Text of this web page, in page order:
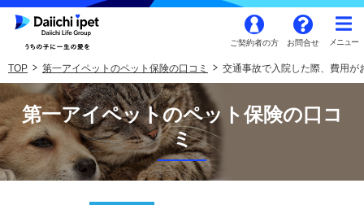
ご契約者の方 お問合せ
TOP 第一アイペットのペット保険の口コミ 交通事故で入院した際、費用が
第一アイペットのペット保険の口コ
ミ